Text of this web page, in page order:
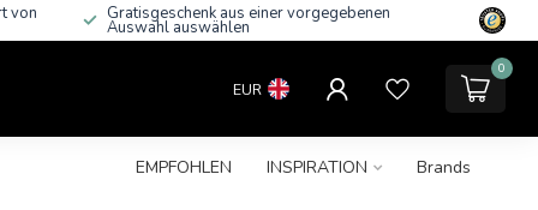
von Gratisgeschenk aus einer vorgegebenen
Auswahl auswählen
EUR
0
EMPFOHLEN INSPIRATION
Brands